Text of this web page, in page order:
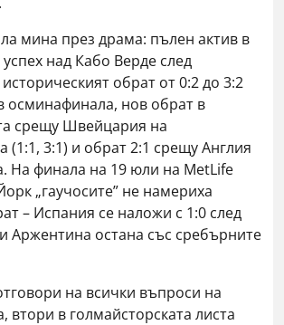
мина през драма: пълен актив в
успех над Кабо Верде след
обрат от 0:2 до 3:2
осминафинала, нов обрат в
срещу Швейцария на
(1:1, 3:1) и обрат 2:1 срещу Англия
На финала на 19 юли на MetLife
„гаучосите” не намериха
– Испания се наложи с 1:0 след
Аржентина остана със сребърните
на всички въпроси на
втори в голмайсторската листа